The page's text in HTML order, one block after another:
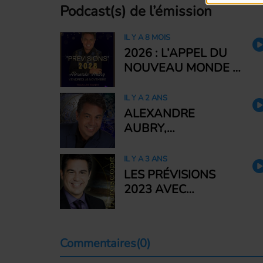
Podcast(s) de l’émission
IL Y A 8 MOIS
2026 : L’APPEL DU
NOUVEAU MONDE :
PRÉPARE POUR
CHAQUE SIGNE
AVEC ALEXANDRE
ASTROLOGUE
IL Y A 2 ANS
ALEXANDRE
AUBRY,
NOUS PARLE DE
L'ÉCLIPSE DU 8
AVRIL
IL Y A 3 ANS
LES PRÉVISIONS
2023 AVEC
Commentaires(0)